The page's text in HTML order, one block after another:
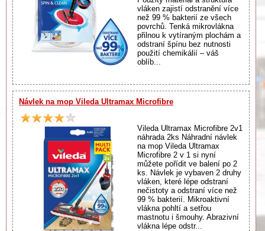
vláken zajistí odstranění více
než 99 % bakterií ze všech
povrchů. Tenká mikrovlákna
přilnou k vytíraným plochám a
odstraní špínu bez nutnosti
použití chemikálií – váš
oblíb...
Návlek na mop Vileda Ultramax Microfibre
Vileda Ultramax Microfibre 2v1
náhrada 2ks Náhradní návlek
na mop Vileda Ultramax
Microfibre 2 v 1 si nyní
můžete pořídit ve balení po 2
ks. Návlek je vybaven 2 druhy
vláken, které lépe odstraní
nečistoty a odstraní více než
99 % bakterií. Mikroaktivní
vlákna pohltí a setřou
mastnotu i šmouhy. Abrazivní
vlákna lépe odstr...